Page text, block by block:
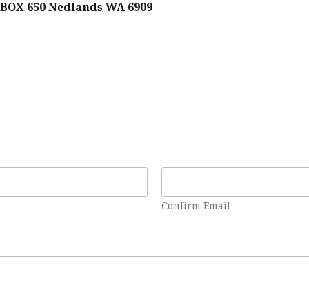
650 Nedlands WA 6909
Confirm Email